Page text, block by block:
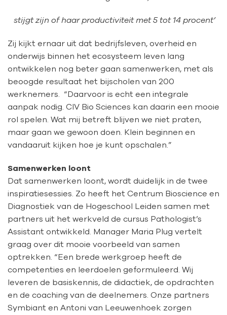
stijgt zijn of haar productiviteit met 5 tot 14 procent’
Zij kijkt ernaar uit dat bedrijfsleven, overheid en
onderwijs binnen het ecosysteem leven lang
ontwikkelen nog beter gaan samenwerken, met als
beoogde resultaat het bijscholen van 200
werknemers. “Daarvoor is echt een integrale
aanpak nodig. CIV Bio Sciences kan daarin een mooie
rol spelen. Wat mij betreft blijven we niet praten,
maar gaan we gewoon doen. Klein beginnen en
vandaaruit kijken hoe je kunt opschalen.”
Samenwerken loont
Dat samenwerken loont, wordt duidelijk in de twee
inspiratiesessies. Zo heeft het Centrum Bioscience en
Diagnostiek van de Hogeschool Leiden samen met
partners uit het werkveld de cursus Pathologist’s
Assistant ontwikkeld. Manager Maria Plug vertelt
graag over dit mooie voorbeeld van samen
optrekken. “Een brede werkgroep heeft de
competenties en leerdoelen geformuleerd. Wij
leveren de basiskennis, de didactiek, de opdrachten
en de coaching van de deelnemers. Onze partners
Symbiant en Antoni van Leeuwenhoek zorgen